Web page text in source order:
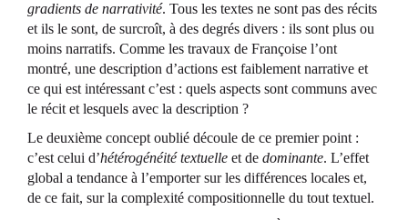
gradients de narrativité. Tous les textes ne sont pas des récits
et ils le sont, de surcroît, à des degrés divers : ils sont plus ou
moins narratifs. Comme les travaux de Françoise l’ont
montré, une description d’actions est faiblement narrative et
ce qui est intéressant c’est : quels aspects sont communs avec
le récit et lesquels avec la description ?
Le deuxième concept oublié découle de ce premier point :
c’est celui d’hétérogénéité textuelle et de dominante. L’effet
global a tendance à l’emporter sur les différences locales et,
de ce fait, sur la complexité compositionnelle du tout textuel.